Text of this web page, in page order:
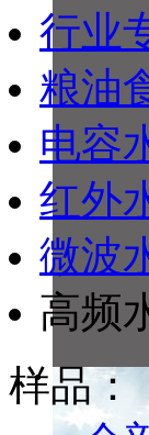
行业
粮油
电容
红外
微波
高频
样品：